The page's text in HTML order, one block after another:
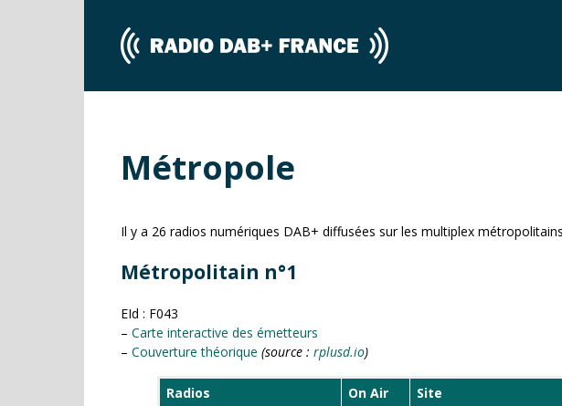
Métropole
Il y a 26 radios numériques DAB+ diffusées sur les multiplex
Métropolitain n°1
EId : F043
– Carte interactive des émetteurs
– Couverture théorique (source : rplusd.io)
Radios On Air
Site